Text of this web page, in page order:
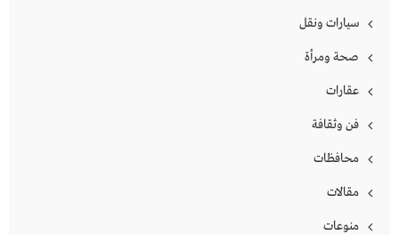
سيارات ونقل
صحة ومرأة
عقارات
فن وثقافة
محافظات
مقالات
منوعات